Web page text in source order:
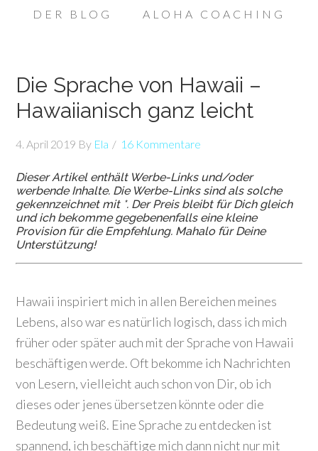
DER BLOG ALOHA COACHING
Die Sprache von Hawaii –
Hawaiianisch ganz leicht
4. April 2019 By Ela 16 Kommentare
Dieser Artikel enthält Werbe-Links und/oder
werbende Inhalte. Die Werbe-Links sind als solche
gekennzeichnet mit *. Der Preis bleibt für Dich gleich
und ich bekomme gegebenenfalls eine kleine
Provision für die Empfehlung. Mahalo für Deine
Unterstützung!
Hawaii inspiriert mich in allen Bereichen meines
Lebens, also war es natürlich logisch, dass ich mich
früher oder später auch mit der Sprache von Hawaii
beschäftigen werde. Oft bekomme ich Nachrichten
von Lesern, vielleicht auch schon von Dir, ob ich
dieses oder jenes übersetzen könnte oder die
Bedeutung weiß. Eine Sprache zu entdecken ist
spannend, ich beschäftige mich dann nicht nur mit